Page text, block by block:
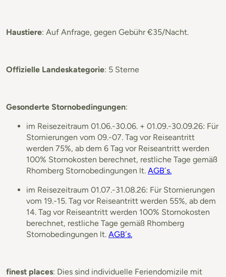
Haustiere: Auf Anfrage, gegen Gebühr €35/Nacht.
Offizielle Landeskategorie: 5 Sterne
Gesonderte Stornobedingungen:
im Reisezeitraum 01.06.-30.06. + 01.09.-30.09.26: Für
Stornierungen vom 09.-07. Tag vor Reiseantritt
werden 75%, ab dem 6 Tag vor Reiseantritt werden
100% Stornokosten berechnet, restliche Tage gemäß
Rhomberg Stornobedingungen lt. AGB´s.
im Reisezeitraum 01.07.-31.08.26: Für Stornierungen
vom 19.-15. Tag vor Reiseantritt werden 55%, ab dem
14. Tag vor Reiseantritt werden 100% Stornokosten
berechnet, restliche Tage gemäß Rhomberg
Stornobedingungen lt. AGB´s.
finest places: Dies sind individuelle Feriendomizile mit